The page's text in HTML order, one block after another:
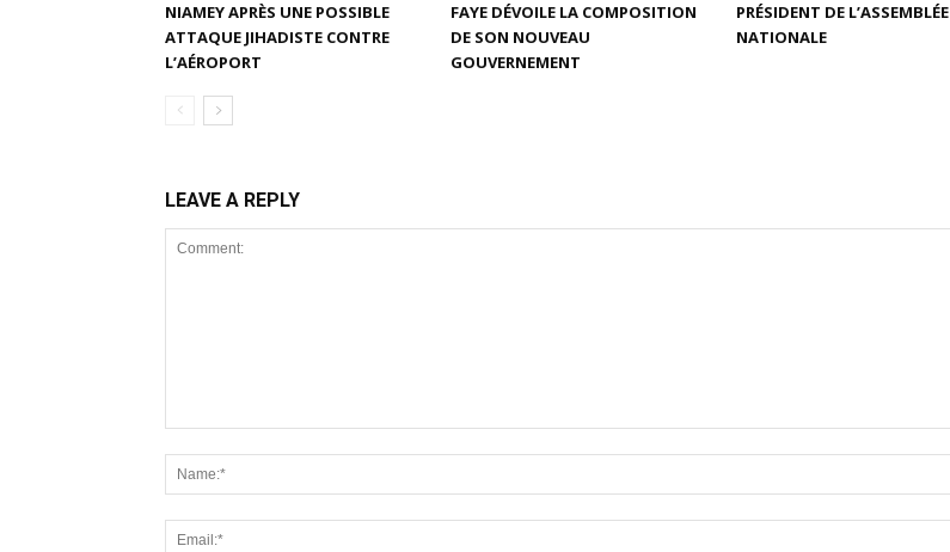
NIAMEY APRÈS UNE POSSIBLE
ATTAQUE JIHADISTE CONTRE
L’AÉROPORT
FAYE DÉVOILE LA COMPOSITION
DE SON NOUVEAU
GOUVERNEMENT
PRÉSIDENT DE L’ASSEMBLÉE
NATIONALE
LEAVE A REPLY